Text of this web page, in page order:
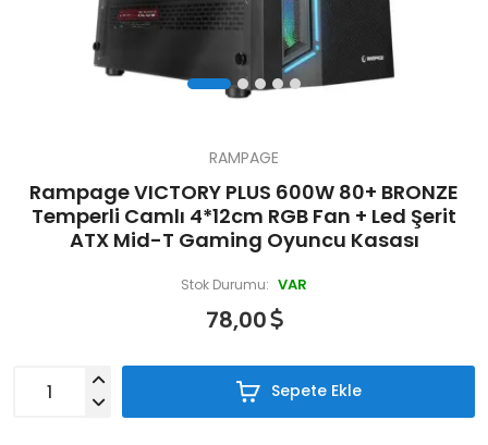
RAMPAGE
Rampage VICTORY PLUS 600W 80+ BRONZE
Temperli Camlı 4*12cm RGB Fan + Led Şerit
ATX Mid-T Gaming Oyuncu Kasası
Stok Durumu: VAR
78,00
Sepete Ekle